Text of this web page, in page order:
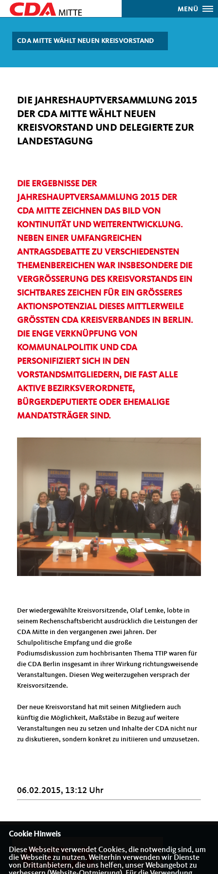
MENÜ
CDA MITTE WÄHLT NEUEN KREISVORSTAND
DIE JAHRESHAUPTVERSAMMLUNG 2015
DER CDA MITTE WÄHLT NEUEN
KREISVORSTAND UND DELEGIERTE ZUR
LANDESTAGUNG
DIE ERGEBNISSE DER
JAHRESHAUPTVERSAMMLUNG 2015 DER
CDA MITTE ZEICHNEN DAS BILD VON
KONTINUITÄT UND WEITERENTWICKLUNG.
NEBEN EINER UMFANGREICHEN
ANTRAGSDEBATTE ZU VERSCHIEDENSTEN
THEMENBEREICHEN WAR INSBESONDERE DIE
VERGRÖSSERUNG DES KREISVORSTANDS EIN S
ICHTBARES ZEICHEN FÜR EIN GRÖSSERES AK
TIONSPOTENZIAL DIESES MITTLERWEILE GR
ÖSSTEN CDA KREISVERBANDES IN BERLIN. DIE
ENGE VERKNÜPFUNG VON KOM
MUNALPOLITIK UND CDA PER
SONIFIZIERT SICH IN DEN VOR
STANDSMITGLIEDERN, DIE FAST ALLE AKT
IVE BEZIRKSVERORDNETE, BÜR
GERDEPUTIERTE ODER EHEMALIGE MAN
DATSTRÄGER SIND.
Der wiedergewählte Kreisvorsitzende, Olaf Lemke, lobte in
seinem Rechenschaftsbericht ausdrücklich die Leistungen der
CDA Mitte in den vergangenen zwei Jahren. Der
Schulpolitische Empfang und die große
Podiumsdiskussion zum hochbrisanten Thema TTIP waren für
die CDA Berlin insgesamt in ihrer Wirkung richtungsweisende
Veranstaltungen. Diesen Weg weiterzugehen versprach der
Kreisvorsitzende.
Der neue Kreisvorstand hat mit seinen Mitgliedern auch
künftig die Möglichkeit, Maßstäbe in Bezug auf weitere
Veranstaltungen neu zu setzen und Inhalte der CDA nicht nur
zu diskutieren, sondern konkret zu initiieren und umzusetzen.
06.02.2015, 13:12 Uhr
Cookie Hinweis
Diese Webseite verwendet Cookies, die notwendig sind, um
die Webseite zu nutzen. Weiterhin verwenden wir Dienste
von Drittanbietern, die uns helfen, unser Webangebot zu